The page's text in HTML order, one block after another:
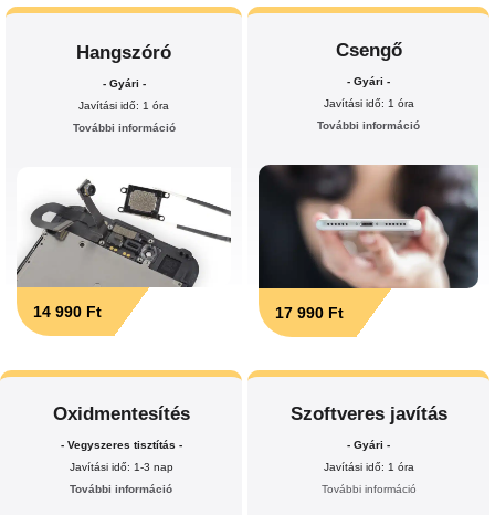
Hangszóró
- Gyári -
Javítási idő: 1 óra
További információ
14 990 Ft
Csengő
- Gyári -
Javítási idő: 1 óra
További információ
17 990 Ft
Oxidmentesítés
- Vegyszeres tisztítás -
Javítási idő: 1-3 nap
További információ
Szoftveres javítás
- Gyári -
Javítási idő: 1 óra
További információ